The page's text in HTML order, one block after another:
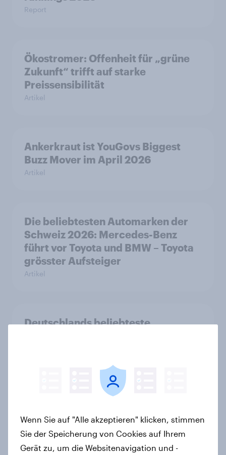
Report
Ökostromer: Offenheit für „grüne
Zukunft“ trifft auf starke
Preissensibilität
Artikel
Ankerkraut ist YouGovs Biggest
Buzz Mover im April 2026
Artikel
Die beliebtesten Automarken der
Schweiz 2026: Mercedes-Benz
führt vor Toyota und BMW – Toyota
grösster Aufsteiger
Artikel
Deutschlands beliebteste
größter Aufsteiger
Auto rankings 2026 Germany:
Driving brand preference
Report
Wenn Sie auf "Alle akzeptieren" klicken, stimmen
Sie der Speicherung von Cookies auf Ihrem
Gerät zu, um die Websitenavigation und -